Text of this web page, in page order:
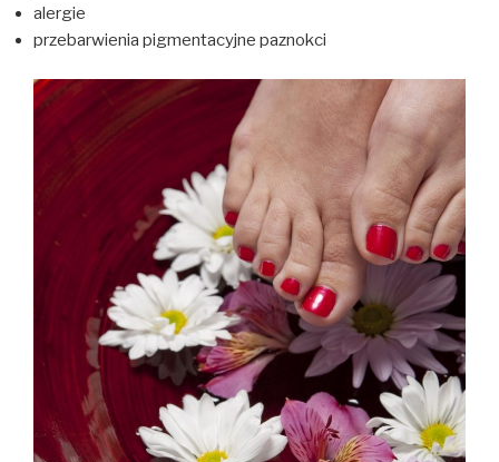
alergie
przebarwienia pigmentacyjne paznokci